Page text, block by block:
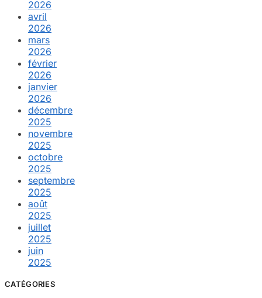
2026
avril
2026
mars
2026
février
2026
janvier
2026
décembre
2025
novembre
2025
octobre
2025
septembre
2025
août
2025
juillet
2025
juin
2025
CATÉGORIES